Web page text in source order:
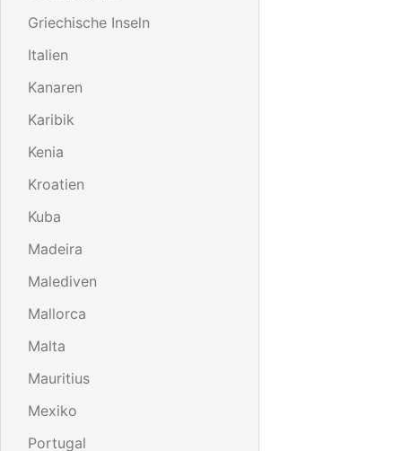
Griechische Inseln
Italien
Kanaren
Karibik
Kenia
Kroatien
Kuba
Madeira
Malediven
Mallorca
Malta
Mauritius
Mexiko
Portugal